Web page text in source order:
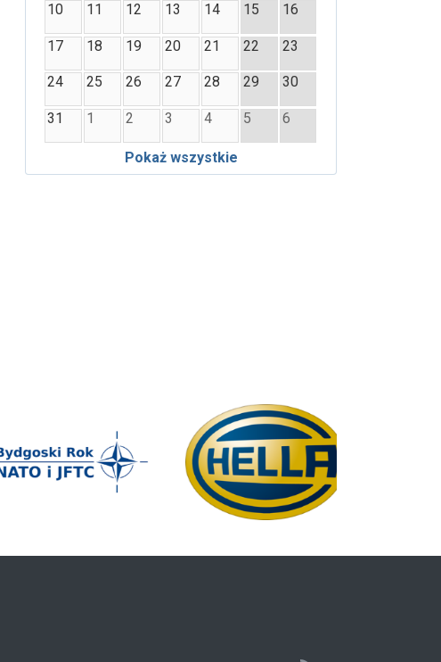
10 11 12 13 14 15 16
17 18 19 20 21 22 23
24 25 26 27 28 29 30
31 1 2 3 4 5 6
Pokaż wszystkie